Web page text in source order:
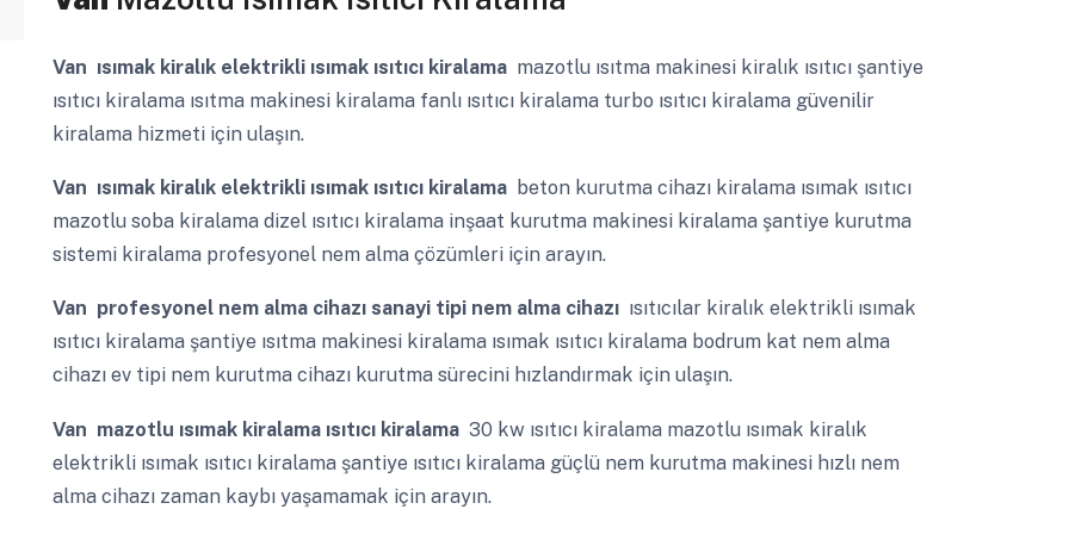
Van ısımak kiralık elektrikli ısımak ısıtıcı kiralama mazotlu ısıtma makinesi kiralık ısıtıcı şantiye
ısıtıcı kiralama ısıtma makinesi kiralama fanlı ısıtıcı kiralama turbo ısıtıcı kiralama güvenilir
kiralama hizmeti için ulaşın.
Van ısımak kiralık elektrikli ısımak ısıtıcı kiralama beton kurutma cihazı kiralama ısımak ısıtıcı
mazotlu soba kiralama dizel ısıtıcı kiralama inşaat kurutma makinesi kiralama şantiye kurutma
sistemi kiralama profesyonel nem alma çözümleri için arayın.
Van profesyonel nem alma cihazı sanayi tipi nem alma cihazı ısıtıcılar kiralık elektrikli ısımak
ısıtıcı kiralama şantiye ısıtma makinesi kiralama ısımak ısıtıcı kiralama bodrum kat nem alma
cihazı ev tipi nem kurutma cihazı kurutma sürecini hızlandırmak için ulaşın.
Van mazotlu ısımak kiralama ısıtıcı kiralama 30 kw ısıtıcı kiralama mazotlu ısımak kiralık
elektrikli ısımak ısıtıcı kiralama şantiye ısıtıcı kiralama güçlü nem kurutma makinesi hızlı nem
alma cihazı zaman kaybı yaşamamak için arayın.